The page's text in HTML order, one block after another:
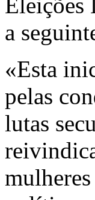
a
«Esta
pelas
lutas